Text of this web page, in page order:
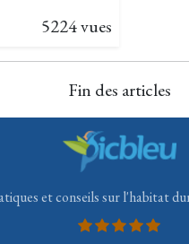
5224 vues
Fin des articles
et conseils sur l'habitat